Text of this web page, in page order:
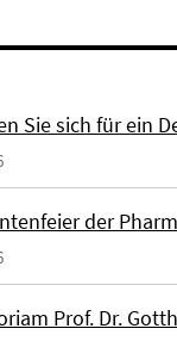
Sie sich für ein
der
Prof. Dr.